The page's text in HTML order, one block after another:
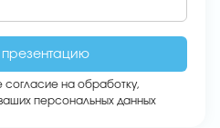
согласие на обработку,
персональных данных